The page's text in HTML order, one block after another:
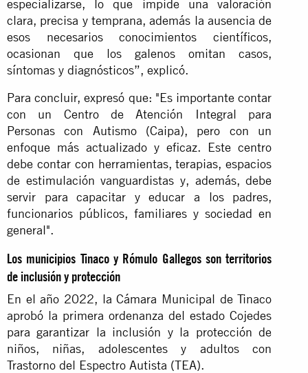
especializarse, lo que impide una valoración
clara, precisa y temprana, además la ausencia de
esos necesarios conocimientos científicos,
ocasionan que los galenos omitan casos,
síntomas y diagnósticos”, explicó.
Para concluir, expresó que: "Es importante contar
con un Centro de Atención Integral para
Personas con Autismo (Caipa), pero con un
enfoque más actualizado y eficaz. Este centro
debe contar con herramientas, terapias, espacios
de estimulación vanguardistas y, además, debe
servir para capacitar y educar a los padres,
funcionarios públicos, familiares y sociedad en
general".
Los municipios Tinaco y Rómulo Gallegos son territorios
de inclusión y protección
En el año 2022, la Cámara Municipal de Tinaco
aprobó la primera ordenanza del estado Cojedes
para garantizar la inclusión y la protección de
niños, niñas, adolescentes y adultos con
Trastorno del Espectro Autista (TEA).